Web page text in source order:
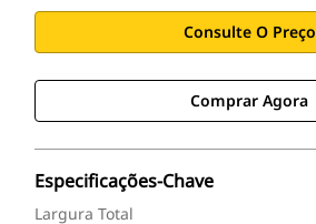
Consulte O Preço
Comprar Agora
Especificações-Chave
Largura Total